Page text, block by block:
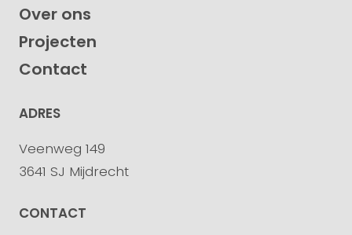
Over ons
Projecten
Contact
ADRES
Veenweg 149
3641 SJ Mijdrecht
CONTACT